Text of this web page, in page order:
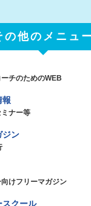
の他のメニュ
チのためのWEB
報
ナー等
ジン
けフリーマガジン
スクール